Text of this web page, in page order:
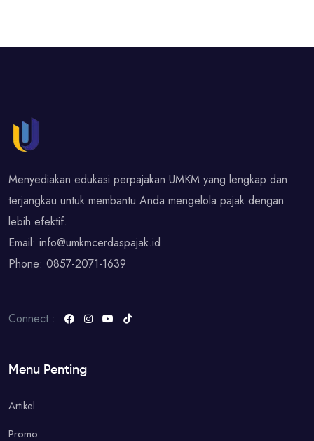
Menyediakan edukasi perpajakan UMKM yang lengkap dan
terjangkau untuk membantu Anda mengelola pajak dengan
lebih efektif.
Email: info@umkmcerdaspajak.id
Phone: 0857-2071-1639
Connect :
Menu Penting
Artikel
Promo